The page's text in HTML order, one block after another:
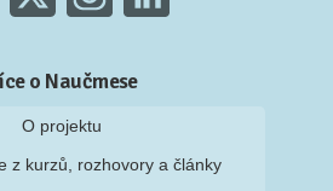
o Naučmese
O projektu
z kurzů, rozhovory a články